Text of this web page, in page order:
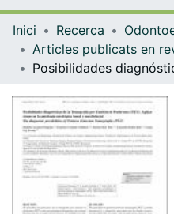
Inici Recerca